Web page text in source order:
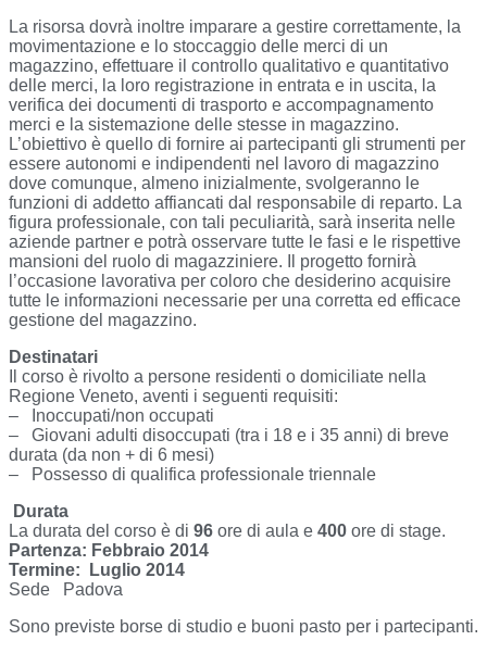
La risorsa dovrà inoltre imparare a gestire correttamente, la
movimentazione e lo stoccaggio delle merci di un
magazzino, effettuare il controllo qualitativo e quantitativo
delle merci, la loro registrazione in entrata e in uscita, la
verifica dei documenti di trasporto e accompagnamento
merci e la sistemazione delle stesse in magazzino.
L’obiettivo è quello di fornire ai partecipanti gli strumenti per
essere autonomi e indipendenti nel lavoro di magazzino
dove comunque, almeno inizialmente, svolgeranno le
funzioni di addetto affiancati dal responsabile di reparto. La
figura professionale, con tali peculiarità, sarà inserita nelle
aziende partner e potrà osservare tutte le fasi e le rispettive
mansioni del ruolo di magazziniere. Il progetto fornirà
l’occasione lavorativa per coloro che desiderino acquisire
tutte le informazioni necessarie per una corretta ed efficace
gestione del magazzino.
Destinatari
Il corso è rivolto a persone residenti o domiciliate nella
Regione Veneto, aventi i seguenti requisiti:
– Inoccupati/non occupati
– Giovani adulti disoccupati (tra i 18 e i 35 anni) di breve
durata (da non + di 6 mesi)
– Possesso di qualifica professionale triennale
Durata
La durata del corso è di 96 ore di aula e 400 ore di stage.
Partenza: Febbraio 2014
Termine:
Luglio 2014
Sede Padova
Sono previste borse di studio e buoni pasto per i partecipanti.